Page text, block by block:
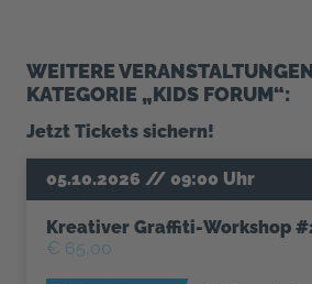
WEITERE
KATEGORIE „KIDS FORUM“:
Jetzt Tickets sichern!
Kreativer Graffiti-Workshop
€ 65,00